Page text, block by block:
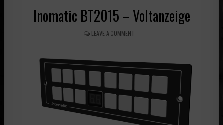
Inomatic BT2015 – Voltanzeige
LEAVE A COMMENT